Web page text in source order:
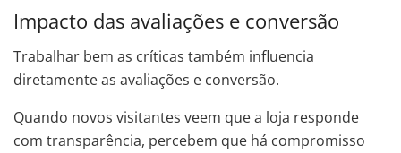
Impacto das avaliações e conversão
Trabalhar bem as críticas também influencia
diretamente as avaliações e conversão.
Quando novos visitantes veem que a loja responde
com transparência, percebem que há compromisso